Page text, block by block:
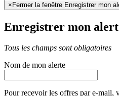
×Fermer la fenêtre Enregistrer mon
Enregistrer mon
Tous les champs sont obligatoires
Nom de mon alerte
Pour recevoir les offres par e-mail,